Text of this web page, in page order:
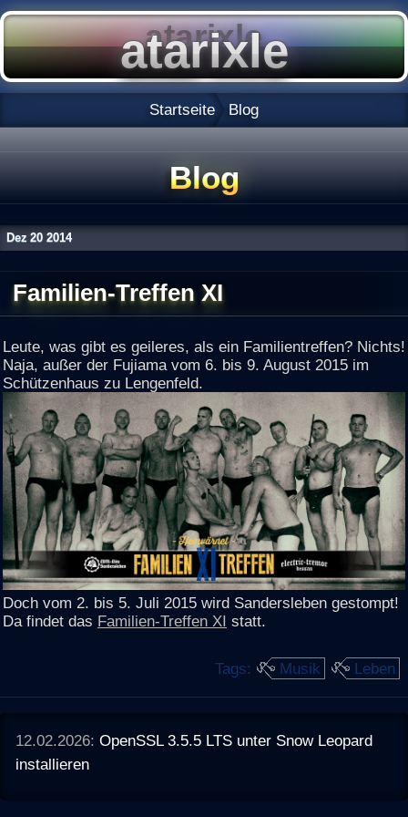
Startseite Blog
Blog
Dez 20 2014
Familien-Treffen XI
Leute, was gibt es geileres, als ein Familientreffen? Nichts!
Naja, außer der Fujiama vom 6. bis 9. August 2015 im
Schützenhaus zu Lengenfeld.
Doch vom 2. bis 5. Juli 2015 wird Sandersleben gestompt!
Da findet das Familien-Treffen XI statt.
Tags: Musik Leben
12.02.2026:OpenSSL 3.5.5 LTS unter Snow Leopard
installieren